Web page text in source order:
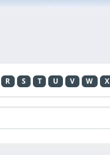
R S T U V W X